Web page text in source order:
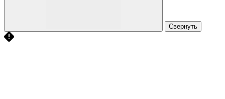
Свернуть